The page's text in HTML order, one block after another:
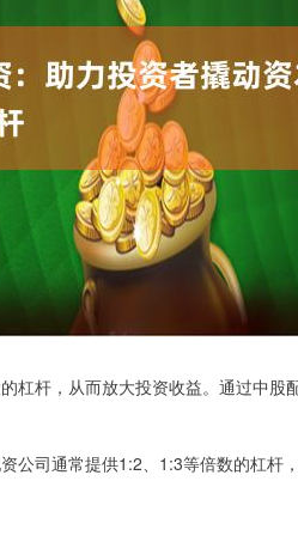
杠杆，从而放大投资收益。通过中股
公司通常提供1:2、1:3等倍数的杠杆